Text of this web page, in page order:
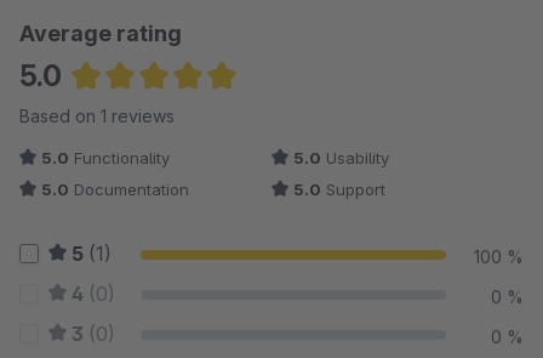
Average rating
5.0
Average rating of 5 out of 5 stars
Based on 1 reviews
5.0 Functionality 5.0 Usability
5.0 Documentation 5.0 Support
5 (1) 100 %
4 (0) 0 %
3 (0) 0 %